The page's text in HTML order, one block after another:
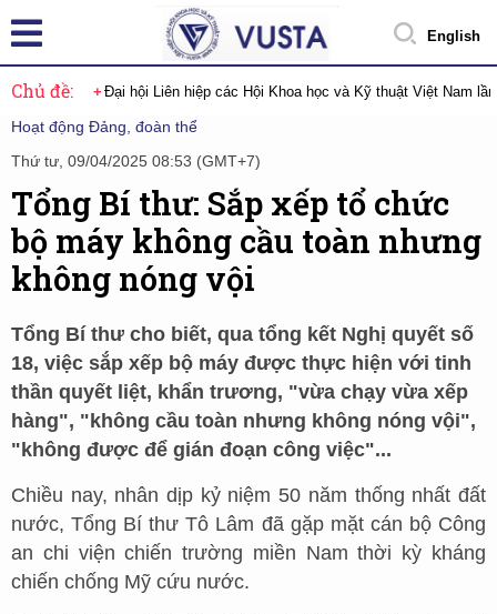
English
Chủ đề: Đại hội Liên hiệp các Hội Khoa học và Kỹ thuật Việt Nam
Hoạt động Đảng, đoàn thể
Thứ tư, 09/04/2025 08:53 (GMT+7)
Tổng Bí thư: Sắp xếp tổ chức
bộ máy không cầu toàn nhưng
không nóng vội
Tổng Bí thư cho biết, qua tổng kết Nghị quyết số
18, việc sắp xếp bộ máy được thực hiện với tinh
thần quyết liệt, khẩn trương, "vừa chạy vừa xếp
hàng", "không cầu toàn nhưng không nóng vội",
"không được để gián đoạn công việc"...
Chiều nay, nhân dịp kỷ niệm 50 năm thống nhất đất
nước, Tổng Bí thư Tô Lâm đã gặp mặt cán bộ Công
an chi viện chiến trường miền Nam thời kỳ kháng
chiến chống Mỹ cứu nước.